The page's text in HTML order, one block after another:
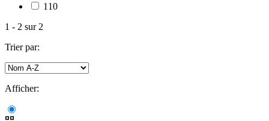
110
1 - 2 sur2
Trier par:
Afficher: